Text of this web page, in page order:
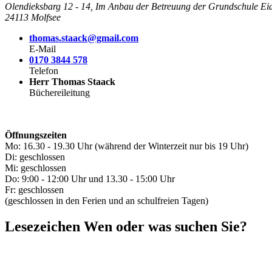
Olendieksbarg 12 - 14, Im Anbau der Betreuung der Grundschule
24113 Molfsee
thomas.staack@gmail.com
E-Mail
0170 3844 578
Telefon
Herr Thomas Staack
Büchereileitung
Öffnungszeiten
Mo: 16.30 - 19.30 Uhr (während der Winterzeit nur bis 19 Uhr)
Di: geschlossen
Mi: geschlossen
Do: 9:00 - 12:00 Uhr und 13.30 - 15:00 Uhr
Fr: geschlossen
(geschlossen in den Ferien und an schulfreien Tagen)
Lesezeichen Wen oder was suchen Sie?